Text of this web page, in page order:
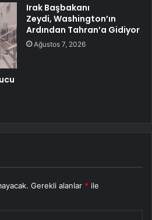
Irak Başbakanı
Zeydi, Washington’ın
Ardından Tahran’a Gidiyor
Ağustos 7, 2026
Gerekli alanlar * ile